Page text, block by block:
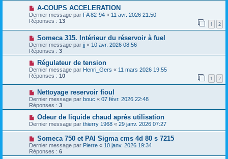
A-COUPS ACCELERATION
Dernier message par FA 82-94 « 11 avr. 2026 21:50
Réponses : 13 1 2
Someca 315. Intérieur du réservoir à fuel
Dernier message par jj « 10 avr. 2026 08:56
Réponses : 3
Régulateur de tension
Dernier message par Henri_Gers « 11 mars 2026 19:55
Réponses : 10 1 2
Nettoyage reservoir fioul
Dernier message par bouc « 07 févr. 2026 22:48
Réponses : 3
Odeur de liquide chaud après utilisation
Dernier message par thierry 1968 « 29 janv. 2026 07:27
Someca 750 et PAI Sigma cms 4d 80 s 7215
Dernier message par Pierre « 10 janv. 2026 19:34
Réponses : 6